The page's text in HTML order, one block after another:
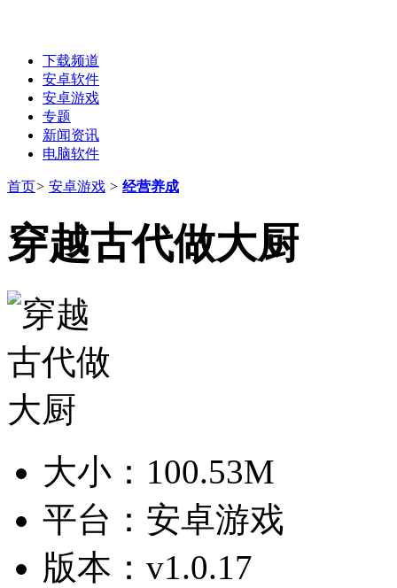
下载频道
安卓软件
安卓游戏
专题
新闻资讯
电脑软件
首页> 安卓游戏 > 经营养成
穿越古代做大厨
大小： 100.53M
平台： 安卓游戏
版本： v1.0.17